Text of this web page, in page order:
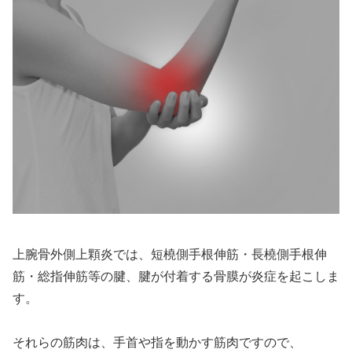
上腕骨外側上顆炎では、短橈側手根伸筋・長橈側手根伸
筋・総指伸筋等の腱、腱が付着する骨膜が炎症を起こしま
す。
それらの筋肉は、手首や指を動かす筋肉ですので、